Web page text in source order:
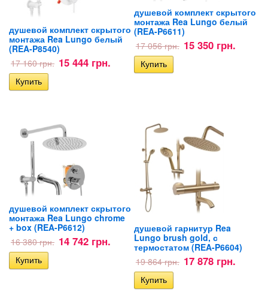
душевой комплект скрытого
монтажа Rea Lungo белый
(REA-P8540)
17 160 грн. 15 444 грн.
душевой комплект скрытого
монтажа Rea Lungo белый
(REA-P6611)
17 056 грн. 15 350 грн.
душевой комплект скрытого
монтажа Rea Lungo chrome
+ box (REA-P6612)
16 380 грн. 14 742 грн.
душевой гарнитур Rea
Lungo brush gold, с
термостатом (REA-P6604)
19 864 грн. 17 878 грн.